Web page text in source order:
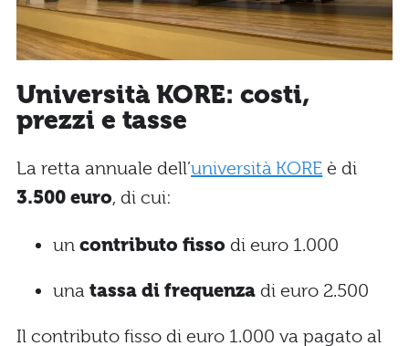
Università KORE: costi,
prezzi e tasse
La retta annuale dell’università KORE è di
3.500 euro, di cui:
un contributo fisso di euro 1.000
una tassa di frequenza di euro 2.500
Il contributo fisso di euro 1.000 va pagato al